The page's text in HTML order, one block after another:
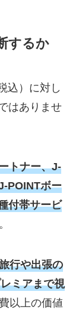
するか
込）に対し
はありませ
トナー、J-
POINTボー
付帯サービ
行や出張の
ミアまで視
以上の価値